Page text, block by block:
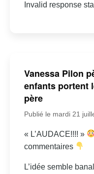
Invalid response
Vanessa Pilon
enfants portent
père
Publié le mardi 21
« L’AUDACE!!!! »
commentaires
L’idée semble